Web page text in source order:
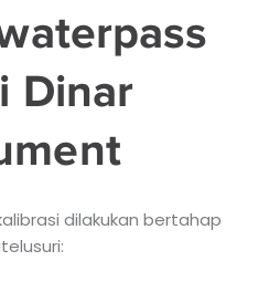
Dinar
dilakukan bertahap